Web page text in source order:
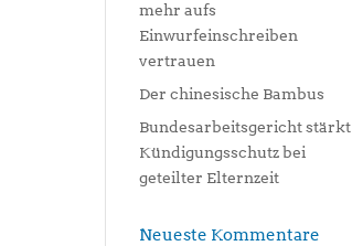
mehr aufs
Einwurfeinschreiben
vertrauen
Der chinesische Bambus
Bundesarbeitsgericht stärkt
Kündigungsschutz bei
geteilter Elternzeit
Neueste Kommentare